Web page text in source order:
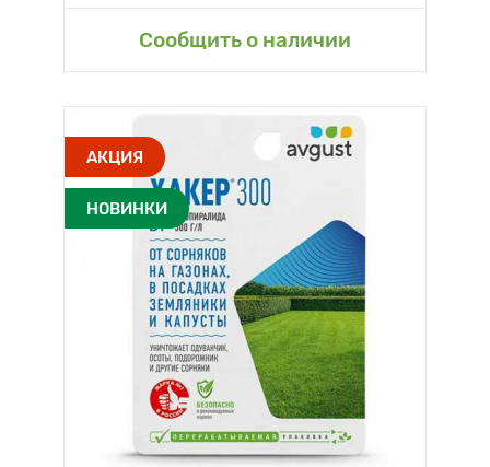
Сообщить о наличии
АКЦИЯ
НОВИНКИ